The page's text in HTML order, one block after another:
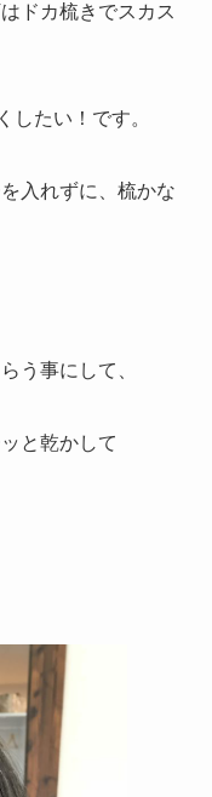
ドカ梳きでスカス
したい！です。
入れずに、梳かな
う事にして、
と乾かして